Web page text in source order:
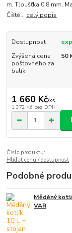
m. Tloušťka 0,8 mm.
Čiště... celý popis
Dostupnost
Zvýšená cena
poštovného za
balík
50
1 660 Kč/ks
1 372 Kč bez DPH
Číslo produktu:
Hlídat cenu / dostupnost
Podobné
Měděný
VAR